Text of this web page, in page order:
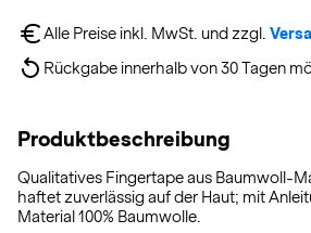
Alle Preise inkl. MwSt. und zzgl.
Rückgabe innerhalb von 30 Tagen
Produktbeschreibung
Qualitatives Fingertape aus Baumwoll-
haftet zuverlässig auf der Haut; mit
Material 100% Baumwolle.